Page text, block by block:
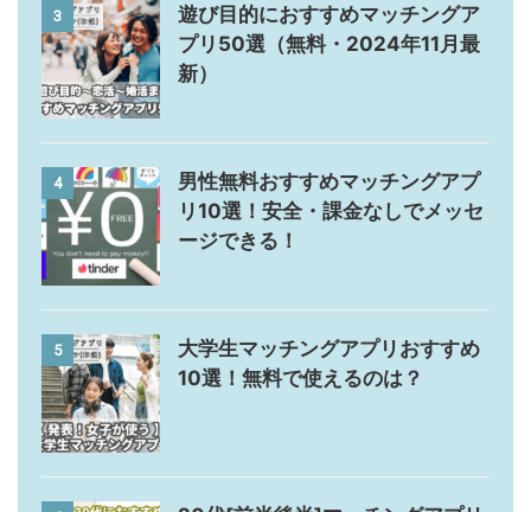
3
遊び目的におすすめマッチングア
プリ50選（無料・2024年11月最
新）
4
男性無料おすすめマッチングアプ
リ10選！安全・課金なしでメッセ
ージできる！
5
大学生マッチングアプリおすすめ
10選！無料で使えるのは？